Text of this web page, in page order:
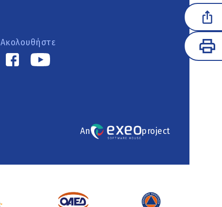
Ακολουθήστε
An project